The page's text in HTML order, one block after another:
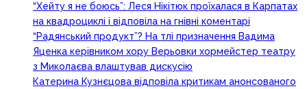
“Хейту я не боюсь”: Леся Нікітюк проїхалася в Карпатах
на квадроциклі і відповіла на гнівні коментарі
“Радянський продукт”? На тлі призначення Вадима
Яценка керівником хору Верьовки хормейстер театру
з Миколаєва влаштував дискусію
Катерина Кузнєцова відповіла критикам анонсованого